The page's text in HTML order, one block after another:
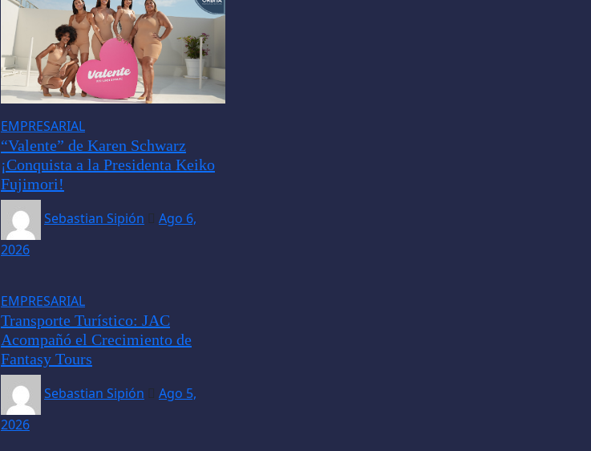
EMPRESARIAL
“Valente” de Karen Schwarz
¡Conquista a la Presidenta Keiko
Fujimori!
Sebastian Sipión
Ago 6,
2026
EMPRESARIAL
Transporte Turístico: JAC
Acompañó el Crecimiento de
Fantasy Tours
Sebastian Sipión
Ago 5,
2026